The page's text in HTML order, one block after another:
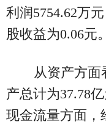
利润5754.62万
股收益为0.06元。
从资产方面
产总计为37.78
现金流量方面，